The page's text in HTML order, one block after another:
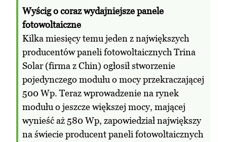
Wyścig o coraz wydajniejsze panele
fotowoltaiczne
Kilka miesięcy temu jeden z największych
producentów paneli fotowoltaicznych Trina
Solar (firma z Chin) ogłosił stworzenie
pojedynczego modułu o mocy przekraczającej
500 Wp. Teraz wprowadzenie na rynek
modułu o jeszcze większej mocy, mającej
wynieść aż 580 Wp, zapowiedział największy
na świecie producent paneli fotowoltaicznych